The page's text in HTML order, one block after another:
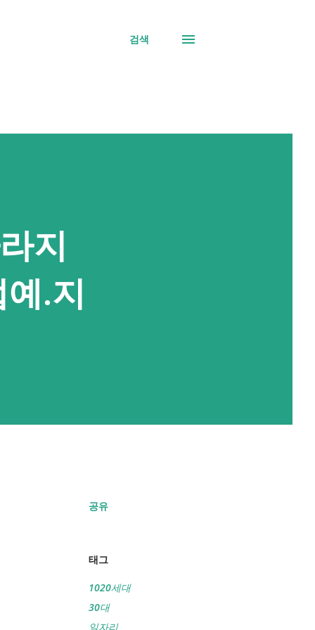
검색
지
.지
공유
태그
1020세대
30대
일자리